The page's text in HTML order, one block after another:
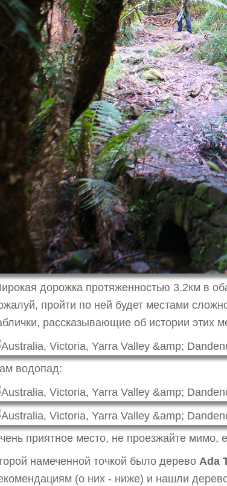
дорожка протяженностью 3.2км в
пройти по ней будет местами
рассказывающие об истории этих
водопад:
приятное место, не проезжайте мимо,
намеченной точкой было дерево Ada
(о них - ниже) и нашли